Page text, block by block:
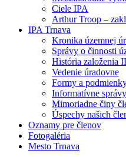
Ciele IPA
Arthur Troop –
IPA Trnava
Kronika územnej
Správy o činnosti
História založenia
Vedenie úradovne
Formy a
Informatívne
Mimoriadne činy
Úspechy našich
Oznamy pre členov
Fotogaléria
Mesto Trnava